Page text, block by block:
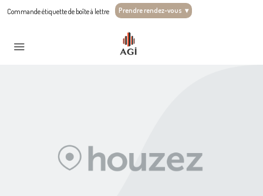
Commande étiquette de boîte à lettre Prendre rendez-vous ▾